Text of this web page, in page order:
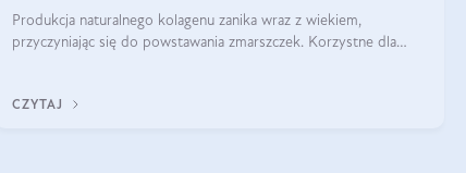
Produkcja naturalnego kolagenu zanika wraz z wiekiem,
przyczyniając się do powstawania zmarszczek. Korzystne dla
CZYTAJ